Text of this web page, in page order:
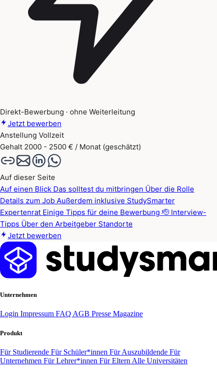
Direkt-Bewerbung · ohne Weiterleitung
Jetzt bewerben
Anstellung Vollzeit
Gehalt 2000 - 2500 € / Monat (geschätzt)
Auf dieser Seite
Auf einen Blick Das solltest du mitbringen Über die Rolle
Details zum Job Außerdem inklusive StudySmarter
Expertenrat Einige Tipps für deine Bewerbung 🫡 Interview-
Tipps Über den Arbeitgeber Standorte
Jetzt bewerben
Unternehmen
Login Impressum FAQ AGB Presse Magazine
Produkt
Für Studierende Für Schüler*innen Für Auszubildende Für
Unternehmen Für Lehrer*innen Für Eltern Alle Universitäten